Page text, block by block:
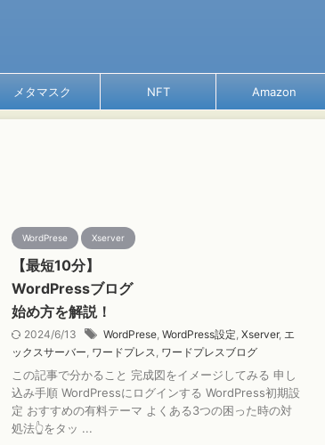
メタマスク NFT Amazon
WordPrese Xserver
【最短10分】
WordPressブログ
始め方を解説！
2024/6/13 WordPrese, WordPress設定, Xserver, エ
ックスサーバー, ワードプレス, ワードプレスブログ
この記事で分かること 完成図をイメージしてみる 申し
込み手順 WordPressにログインする WordPress初期設
定 おすすめの有料テーマ よくある3つの困った時の対
処法👆をタッ ...